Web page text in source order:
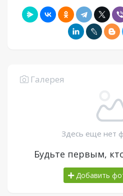
Галерея
Здесь еще нет
Будьте первым,
Добавить